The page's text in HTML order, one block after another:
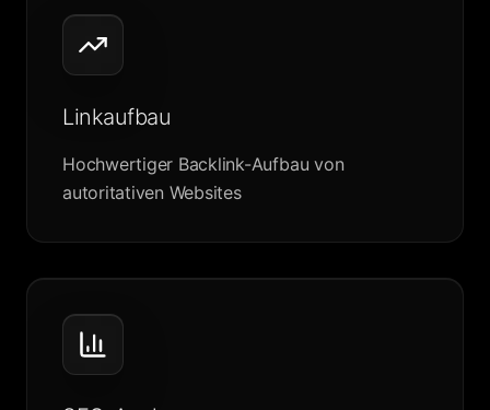
Linkaufbau
Hochwertiger Backlink-Aufbau von
autoritativen Websites